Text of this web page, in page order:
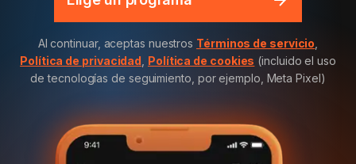
Al continuar, aceptas nuestros Términos de servicio
Política de privacidad Política de cookies (incluido el uso
de tecnologías de seguimiento, por ejemplo, Meta Pixel)